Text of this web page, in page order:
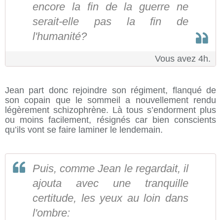
encore la fin de la guerre ne
serait-elle pas la fin de
l'humanité?
Vous avez 4h.
Jean part donc rejoindre son régiment, flanqué de
son copain que le sommeil a nouvellement rendu
légèrement schizophrène. Là tous s’endorment plus
ou moins facilement, résignés car bien conscients
qu’ils vont se faire laminer le lendemain.
Puis, comme Jean le regardait, il
ajouta avec une tranquille
certitude, les yeux au loin dans
l'ombre: